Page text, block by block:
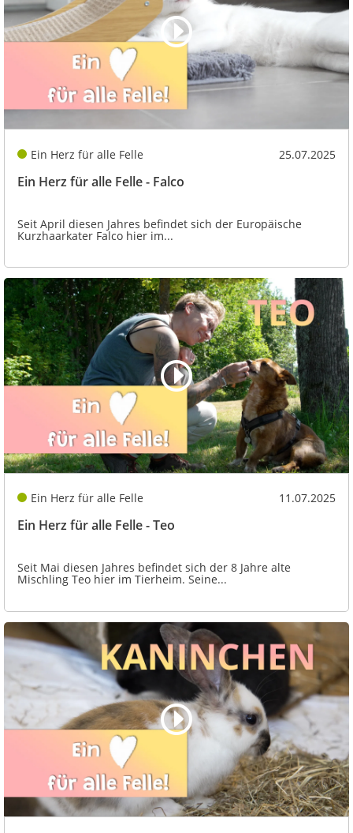
Ein Herz für alle Felle 25.07.2025
Ein Herz für alle Felle - Falco
Seit April diesen Jahres befindet sich der Europäische
Kurzhaarkater Falco hier im...
Ein Herz für alle Felle 11.07.2025
Ein Herz für alle Felle - Teo
Seit Mai diesen Jahres befindet sich der 8 Jahre alte
Mischling Teo hier im Tierheim. Seine...